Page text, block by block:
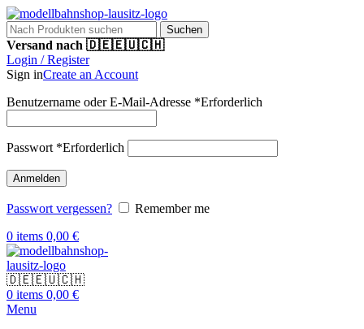
Suchen
Versand nach 🇩🇪🇪🇺🇨🇭
Login / Register
Sign inCreate an Account
Benutzername oder E-Mail-Adresse *Erforderlich
Passwort *Erforderlich
Anmelden
Passwort vergessen?
Remember me
0 items 0,00 €
🇩🇪🇪🇺🇨🇭
0 items 0,00 €
Menu